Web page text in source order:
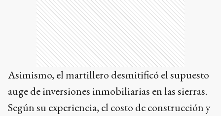
Asimismo, el martillero desmitificó el supuesto
auge de inversiones inmobiliarias en las sierras.
Según su experiencia, el costo de construcción y